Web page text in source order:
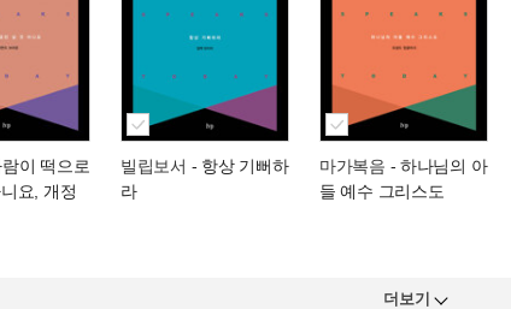
이 떡으로
요, 개정
빌립보서 - 항상 기뻐하
라
마가복음 - 하나님의 아
들 예수 그리스도
더보기